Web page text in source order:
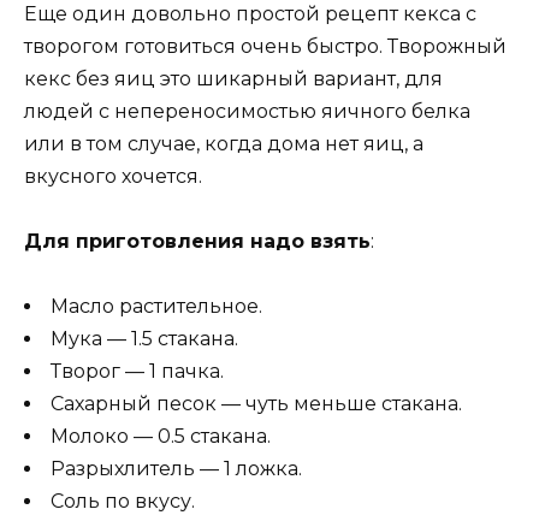
Еще один довольно простой рецепт кекса с
творогом готовиться очень быстро. Творожный
кекс без яиц это шикарный вариант, для
людей с непереносимостью яичного белка
или в том случае, когда дома нет яиц, а
вкусного хочется.
Для приготовления надо взять:
Масло растительное.
Мука — 1.5 стакана.
Творог — 1 пачка.
Сахарный песок — чуть меньше стакана.
Молоко — 0.5 стакана.
Разрыхлитель — 1 ложка.
Соль по вкусу.